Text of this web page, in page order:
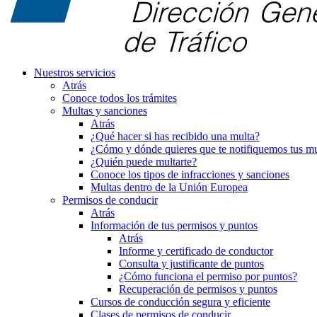
Nuestros servicios
Atrás
Conoce todos los trámites
Multas y sanciones
Atrás
¿Qué hacer si has recibido una multa?
¿Cómo y dónde quieres que te notifiquemos tus
¿Quién puede multarte?
Conoce los tipos de infracciones y sanciones
Multas dentro de la Unión Europea
Permisos de conducir
Atrás
Información de tus permisos y puntos
Atrás
Informe y certificado de conductor
Consulta y justificante de puntos
¿Cómo funciona el permiso por puntos?
Recuperación de permisos y puntos
Cursos de conducción segura y eficiente